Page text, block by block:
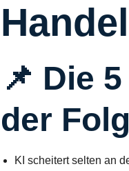
📌 Die
der
KI scheitert selten an